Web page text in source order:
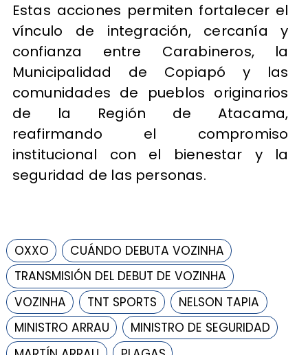
Estas acciones permiten fortalecer el
vínculo de integración, cercanía y
confianza entre Carabineros, la
Municipalidad de Copiapó y las
comunidades de pueblos originarios
de la Región de Atacama,
reafirmando el compromiso
institucional con el bienestar y la
seguridad de las personas.
OXXO
CUÁNDO DEBUTA VOZINHA
TRANSMISIÓN DEL DEBUT DE VOZINHA
VOZINHA
TNT SPORTS
NELSON TAPIA
MINISTRO ARRAU
MINISTRO DE SEGURIDAD